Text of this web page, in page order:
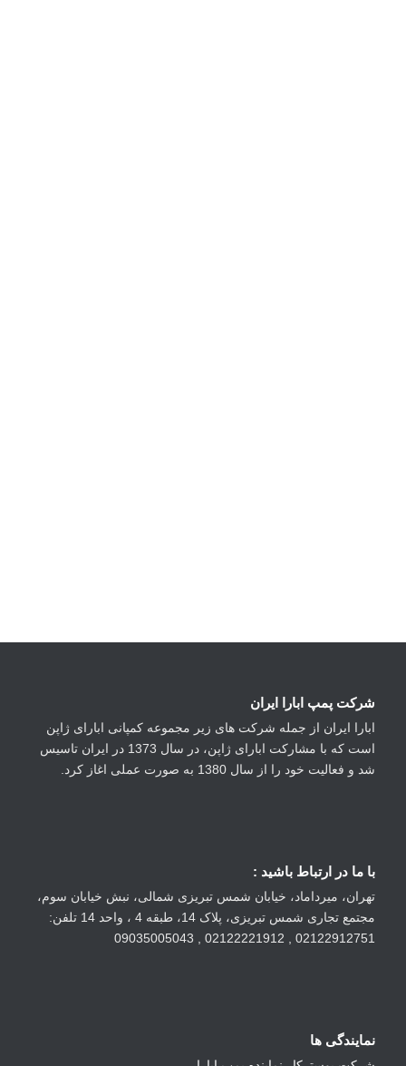
شرکت پمپ ابارا ایران
ابارا ایران از جمله شرکت های زیر مجموعه کمپانی ابارای ژاپن
است که با مشارکت ابارای ژاپن، در سال 1373 در ایران تاسیس
شد و فعالیت خود را از سال 1380 به صورت عملی اغاز کرد.
با ما در ارتباط باشید :
تهران، میرداماد، خیابان شمس تبریزی شمالی، نبش خیابان سوم،
مجتمع تجاری شمس تبریزی، پلاک 14، طبقه 4 ، واحد 14 تلفن:
02122912751 , 02122221912 , 09035005043
نمایندگی ها